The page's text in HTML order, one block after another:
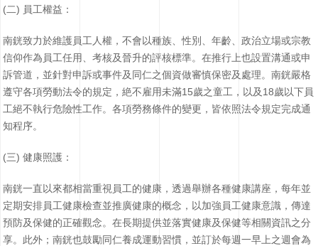
(二) 員工權益：
南銧致力於維護員工人權，不會以種族、性別、年齡、政治立場或宗教
信仰作為員工任用、考核及晉升的評核標準。在推行上也設置溝通或申
訴管道，並針對申訴或事件及同仁之個資做審慎保密及處理。南銧嚴格
遵守各項勞動法令的規定，絶不雇用未滿15歲之童工，以及18歲以下員
工絕不執行危險性工作。各項勞務條件的變更，皆依照法令規定完成通
知程序。
(三) 健康照護：
南銧一直以來都相當重視員工的健康，透過舉辦各種健康講座，每年並
定期安排員工健康檢查並推廣健康的概念，以加強員工健康意識，傳達
預防及保健的正確觀念。在長期提供並落實健康及保健等相關資訊之分
享。此外；南銧也鼓勵同仁養成運動習慣，並訂於每週一早上之週會為